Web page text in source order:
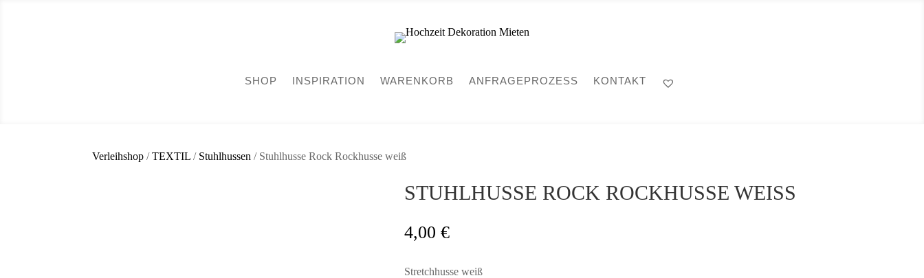
SHOP INSPIRATION WARENKORB ANFRAGEPROZESS KONTAKT
Verleihshop /TEXTIL / Stuhlhussen / Stuhlhusse Rock Rockhusse weiß
STUHLHUSSE ROCK ROCKHUSSE WEISS
4,00€
Stretchhusse weiß